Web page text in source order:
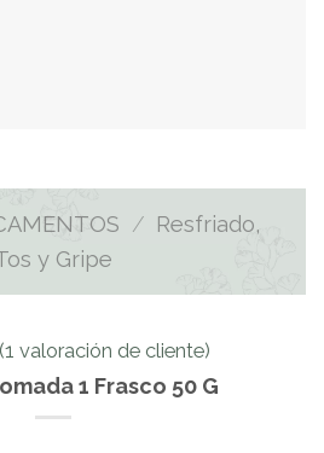
/ Resfriado,
y Gripe
(1 valoración de cliente)
1 Frasco 50 G